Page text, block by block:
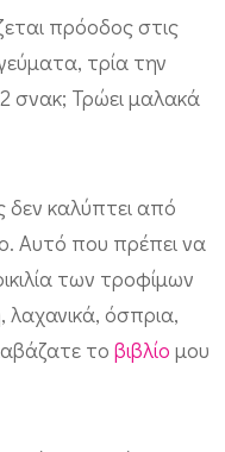
πρόοδος στις
τρία την
σνακ; Τρώει μαλακά
δεν καλύπτει από
Αυτό που πρέπει να
των τροφίμων
λαχανικά, όσπρια,
το βιβλίο μου